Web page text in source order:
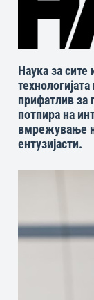
Наука за сите
прифатлив за
потпира на
вмрежување
ентузијасти.